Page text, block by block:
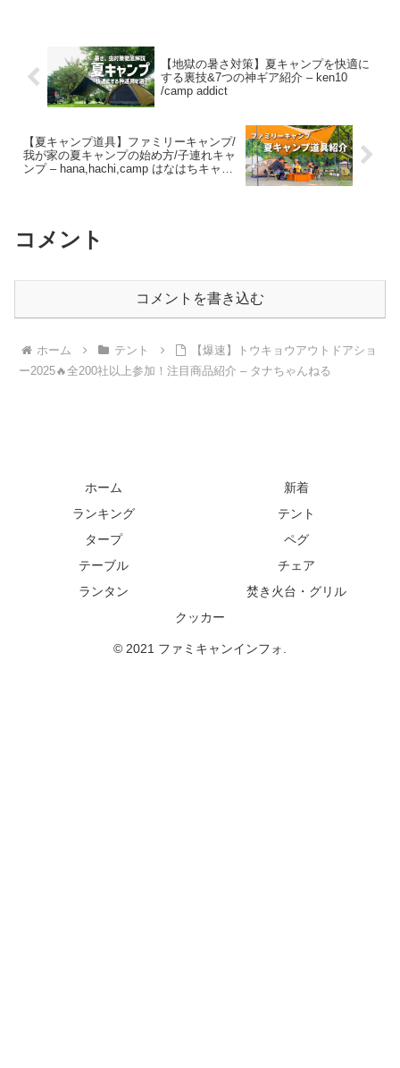
【地獄の暑さ対策】夏キャンプを快適に
する裏技&7つの神ギア紹介 – ken10
/camp addict
【夏キャンプ道具】ファミリーキャンプ/
我が家の夏キャンプの始め方/子連れキャ
ンプ – hana,hachi,camp はなはちキャン
コメント
コメントを書き込む
ホーム テント
【爆速】トウキョウアウトドアショ
ー2025🔥全200社以上参加！注目商品紹介 – タナちゃんねる
ホーム
新着
ランキング
テント
タープ
ペグ
テーブル
チェア
ランタン
焚き火台・グリル
クッカー
© 2021 ファミキャンインフォ.